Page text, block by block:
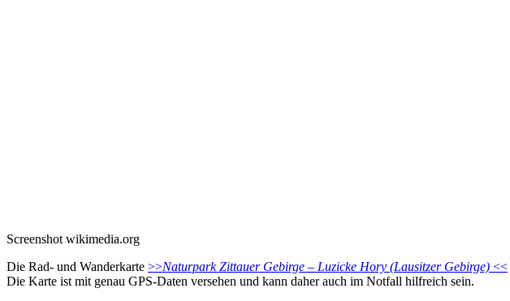
Screenshot wikimedia.org
Die Rad- und Wanderkarte >>Naturpark Zittauer Gebirge – Luzicke Hory (Lausitzer Gebirge) <<
Die Karte ist mit genau GPS-Daten versehen und kann daher auch im Notfall hilfreich sein.